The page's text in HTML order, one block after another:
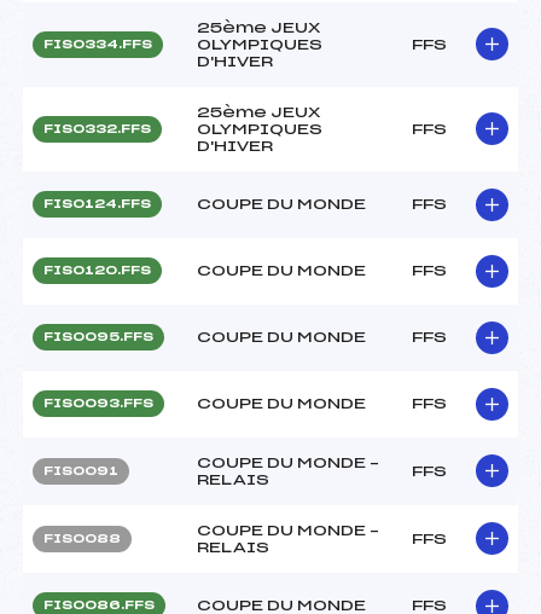
FIS0334.FFS
25ème JEUX
OLYMPIQUES
D'HIVER
FFS
FIS0332.FFS
25ème JEUX
OLYMPIQUES
D'HIVER
FFS
FIS0124.FFS COUPE DU MONDE FFS
FIS0120.FFS COUPE DU MONDE FFS
FIS0095.FFS COUPE DU MONDE FFS
FIS0093.FFS COUPE DU MONDE FFS
FIS0091
COUPE DU MONDE –
RELAIS
FFS
FIS0088
COUPE DU MONDE –
RELAIS
FFS
FIS0086.FFS COUPE DU MONDE FFS